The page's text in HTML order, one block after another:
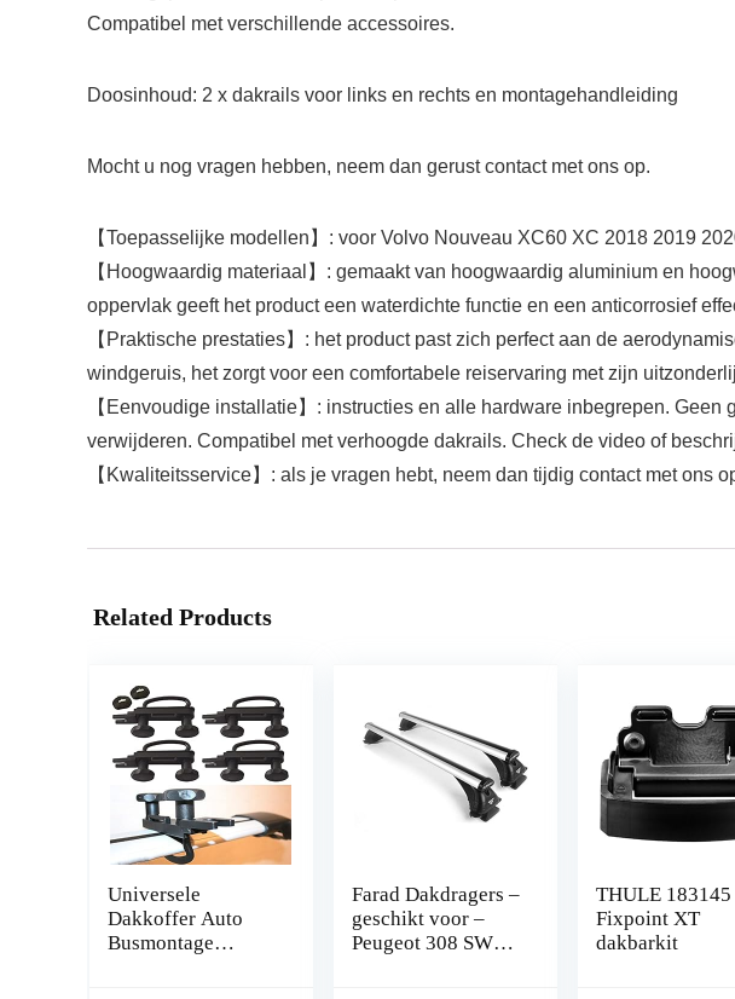
Compatibel met verschillende accessoires.
Doosinhoud: 2 x dakrails voor links en rechts en montagehandleiding
Mocht u nog vragen hebben, neem dan gerust contact met ons op.
【Toepasselijke modellen】: voor Volvo Nouveau XC60 XC 2018 2019
【Hoogwaardig materiaal】: gemaakt van hoogwaardig aluminium en
oppervlak geeft het product een waterdichte functie en een anticorrosief
【Praktische prestaties】: het product past zich perfect aan de
windgeruis, het zorgt voor een comfortabele reiservaring met zijn
【Eenvoudige installatie】: instructies en alle hardware inbegrepen.
verwijderen. Compatibel met verhoogde dakrails. Check de video of
【Kwaliteitsservice】: als je vragen hebt, neem dan tijdig contact met
Related Products
Universele
Dakkoffer Auto
Busmontage
Farad Dakdragers –
geschikt voor –
Peugeot 308 SW
THULE 183145
Fixpoint XT
dakbarkit